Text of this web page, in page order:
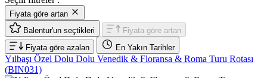
Fiyata göre artan
Balentur'un seçtikleri
Fiyata göre artan
Fiyata göre azalan
En Yakın Tarihler
Yılbaşı Özel Dolu Dolu Venedik & Floransa & Roma Turu Rotası
(BIN031)